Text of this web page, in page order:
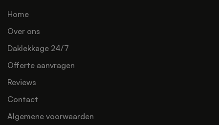
Home
Over ons
Daklekkage 24/7
Offerte aanvragen
Reviews
Contact
Algemene voorwaarden